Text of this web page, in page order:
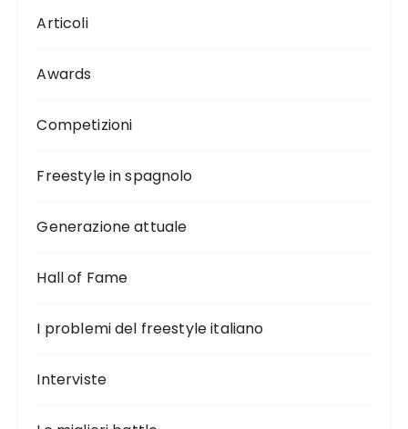
Articoli
Awards
Competizioni
Freestyle in spagnolo
Generazione attuale
Hall of Fame
I problemi del freestyle italiano
Interviste